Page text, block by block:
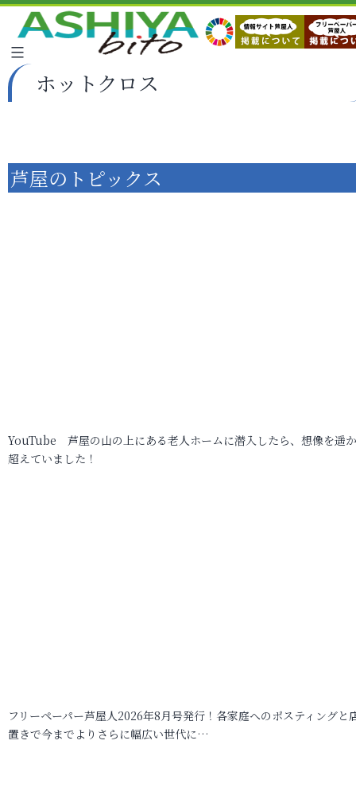
ホットクロス
芦屋のトピックス
YouTube 芦屋の山の上にある老人ホームに潜入したら、想像を遥
超えていました！
フリーペーパー芦屋人2026年8月号発行！各家庭へのポスティングと
置きで今までよりさらに幅広い世代に…